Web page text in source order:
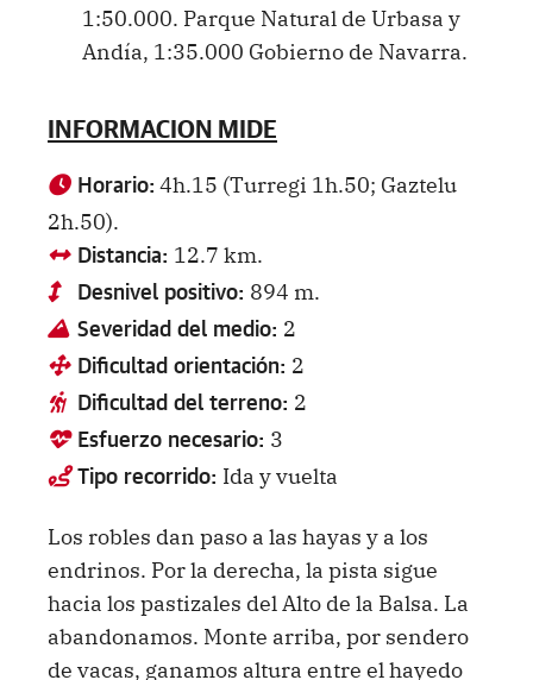
1:50.000. Parque Natural de Urbasa y
Andía, 1:35.000 Gobierno de Navarra.
INFORMACION MIDE
Horario: 4h.15 (Turregi 1h.50; Gaztelu
2h.50).
Distancia: 12.7 km.
Desnivel positivo: 894 m.
Severidad del medio: 2
Dificultad orientación: 2
Dificultad del terreno: 2
Esfuerzo necesario: 3
Tipo recorrido: Ida y vuelta
Los robles dan paso a las hayas y a los
endrinos. Por la derecha, la pista sigue
hacia los pastizales del Alto de la Balsa. La
abandonamos. Monte arriba, por sendero
de vacas, ganamos altura entre el hayedo